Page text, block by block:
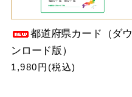
都道府県カード（ダウ
ンロード版）
1,980円(税込)